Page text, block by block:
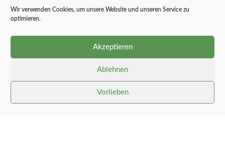
Wir verwenden Cookies, um unsere Website und unseren Service zu
optimieren.
Akzeptieren
Ablehnen
Vorlieben
schöner Pracht.